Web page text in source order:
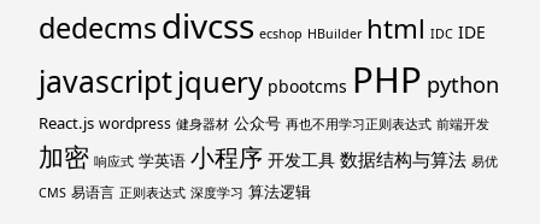
dedecmsdivcss ecshop HBuilder html IDC IDE
javascriptjquery pbootcms PHP python
React.js wordpress 健身器材 公众号 再也不用学习正则表达式 前端开发
加密 响应式 学英语 小程序 开发工具 数据结构与算法 易优
CMS 易语言 正则表达式 深度学习 算法逻辑